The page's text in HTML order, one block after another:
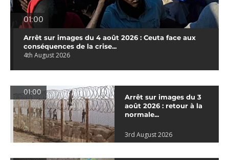
01:00
Arrêt sur images du 4 août 2026 : Ceuta face aux
conséquences de la crise...
4th August 2026
01:00
Arrêt sur images du 3
août 2026 : retour à la
normale...
3rd August 2026